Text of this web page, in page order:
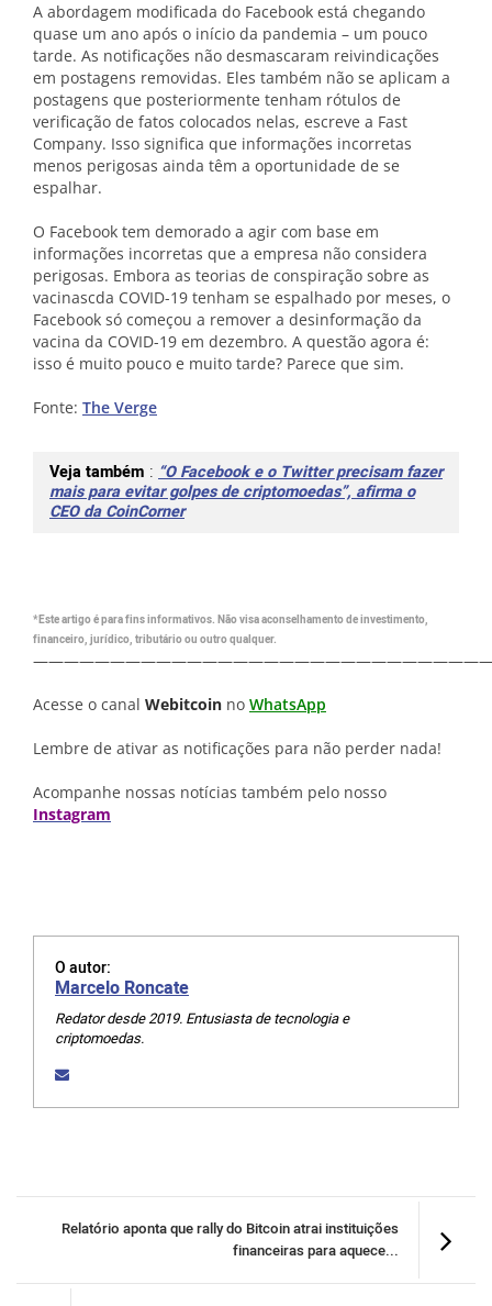
A abordagem modificada do Facebook está chegando
quase um ano após o início da pandemia – um pouco
tarde. As notificações não desmascaram reivindicações
em postagens removidas. Eles também não se aplicam a
postagens que posteriormente tenham rótulos de
verificação de fatos colocados nelas, escreve a Fast
Company. Isso significa que informações incorretas
menos perigosas ainda têm a oportunidade de se
espalhar.
O Facebook tem demorado a agir com base em
informações incorretas que a empresa não considera
perigosas. Embora as teorias de conspiração sobre as
vacinascda COVID-19 tenham se espalhado por meses, o
Facebook só começou a remover a desinformação da
vacina da COVID-19 em dezembro. A questão agora é:
isso é muito pouco e muito tarde? Parece que sim.
Fonte: The Verge
Veja também : “O Facebook e o Twitter precisam fazer
mais para evitar golpes de criptomoedas”, afirma o
CEO da CoinCorner
*Este artigo é para fins informativos. Não visa aconselhamento de investimento,
financeiro, jurídico, tributário ou outro qualquer.
Acesse o canal Webitcoin no WhatsApp
Lembre de ativar as notificações para não perder nada!
Acompanhe nossas notícias também pelo nosso
Instagram
O autor:
Marcelo Roncate
Redator desde 2019. Entusiasta de tecnologia e
criptomoedas.
Relatório aponta que rally do Bitcoin atrai instituições
financeiras para aquece...